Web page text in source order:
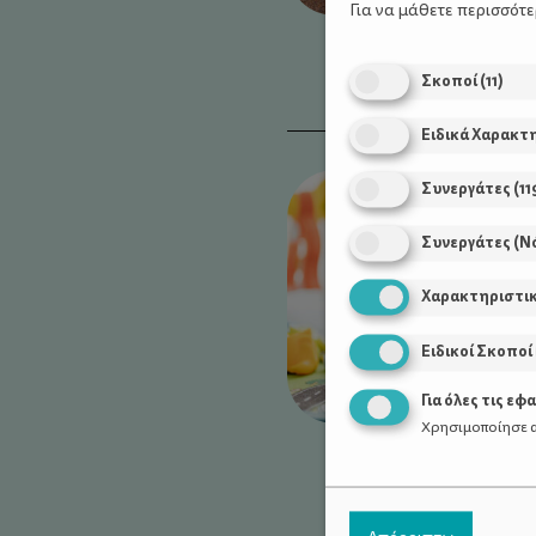
Για να μάθετε
Σκοποί(11)
Ειδικά
Συνεργάτες (
Συνεργάτες
Ειδικοί Σκοποί
Για όλες τις
Χρησιμοποίησε